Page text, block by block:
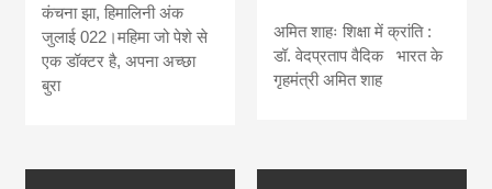
कंचना झा, हिमालिनी अंक
जुलाई 022।महिमा जो पेशे से
एक डॉक्टर है, अपना अच्छा
बुरा
अमित शाहः शिक्षा में क्रांति :
डॉ. वेदप्रताप वैदिक भारत के
गृहमंत्री अमित शाह